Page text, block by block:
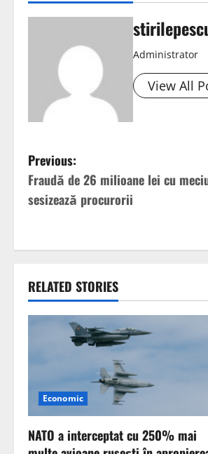
Administrator
View All
P
o
t
n
a
a
Previous:
Fraudă de 26 milioane lei cu
sesizează procurorii
RELATED STORIES
Economic
NATO a interceptat cu 250% mai